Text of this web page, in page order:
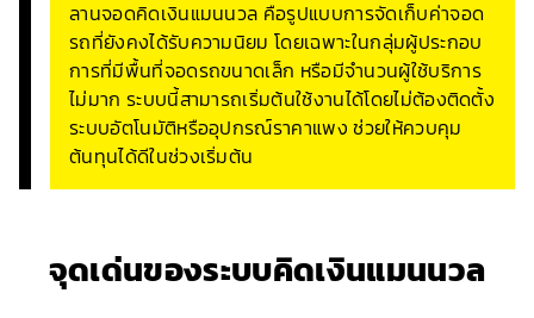
ลานจอดคิดเงินแมนนวล คือรูปแบบการจัดเก็บค่าจอด
รถที่ยังคงได้รับความนิยม โดยเฉพาะในกลุ่มผู้ประกอบ
การที่มีพื้นที่จอดรถขนาดเล็ก หรือมีจำนวนผู้ใช้บริการ
ไม่มาก ระบบนี้สามารถเริ่มต้นใช้งานได้โดยไม่ต้องติดตั้ง
ระบบอัตโนมัติหรืออุปกรณ์ราคาแพง ช่วยให้ควบคุม
ต้นทุนได้ดีในช่วงเริ่มต้น
จุดเด่นของระบบคิดเงินแมนนวล